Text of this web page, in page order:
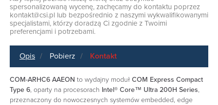
spersonalizowaną wycenę, zachęcamy do kontaktu poprzez
kontakt@csi.pl lub bezpośrednio z naszymi wykwalifikowanymi
specjalistami, którzy doradzą Ci zgodnie z Twoimi
preferencjami i potrzebami.
Opis Pobierz Kontakt
COM-ARHC6 AAEON to wydajny moduł COM Express Compact
Type 6, oparty na procesorach Intel® Core™ Ultra 200H Series,
przeznaczony do nowoczesnych systemów embedded, edge